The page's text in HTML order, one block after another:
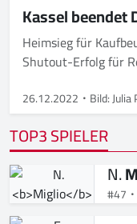
Kassel beendet
Heimsieg für
Shutout-Erfolg für
26.12.2022 Bild: Julia
TOP3 SPIELER
N.
#47